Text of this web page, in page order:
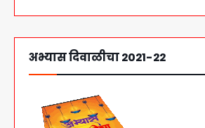
अभ्यास दिवाळीचा 2021-22